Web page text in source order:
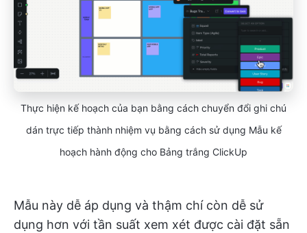
Thực hiện kế hoạch của bạn bằng cách chuyển đổi ghi chú
dán trực tiếp thành nhiệm vụ bằng cách sử dụng Mẫu kế
hoạch hành động cho Bảng trắng ClickUp
Mẫu này dễ áp dụng và thậm chí còn dễ sử
dụng hơn với tần suất xem xét được cài đặt sẵn